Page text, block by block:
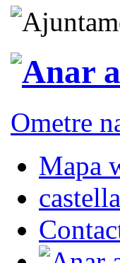
Ometre
Mapa